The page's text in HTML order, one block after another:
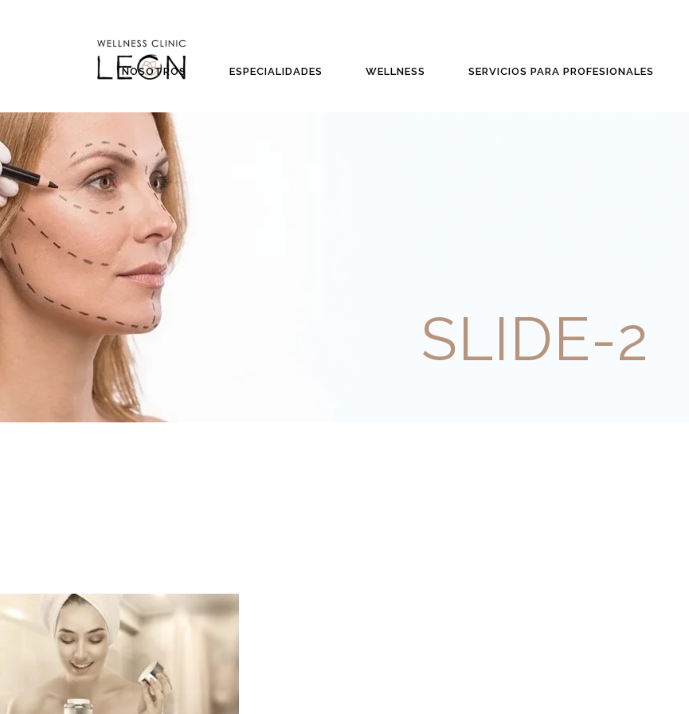
NOSOTROS ESPECIALIDADES WELLNESS SERVICIOS PARA PROFESIONALES
SLIDE-2